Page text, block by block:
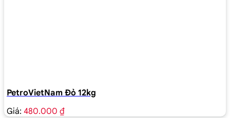
PetroVietNam Đỏ 12kg
Giá: 480.000 ₫